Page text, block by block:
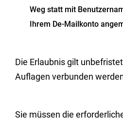
Weg statt mit
Ihrem De-Mailkonto
Die Erlaubnis gilt
Auflagen verbunden
Sie müssen die